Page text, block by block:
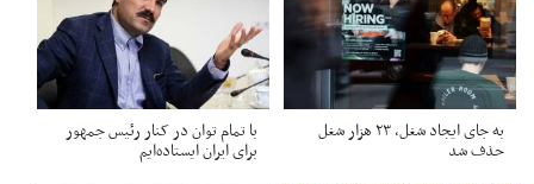
به جای ایجاد شغل، ۲۳ هزار شغل
حذف شد
با تمام توان در کنار رئیس جمهور
برای ایران ایستاده‌ایم